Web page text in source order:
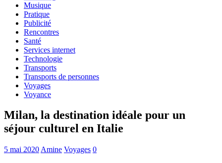
Musique
Pratique
Publicité
Rencontres
Santé
Services internet
Technologie
Transports
Transports de personnes
Voyages
Voyance
Milan, la destination idéale pour un
séjour culturel en Italie
5 mai 2020 Amine Voyages 0